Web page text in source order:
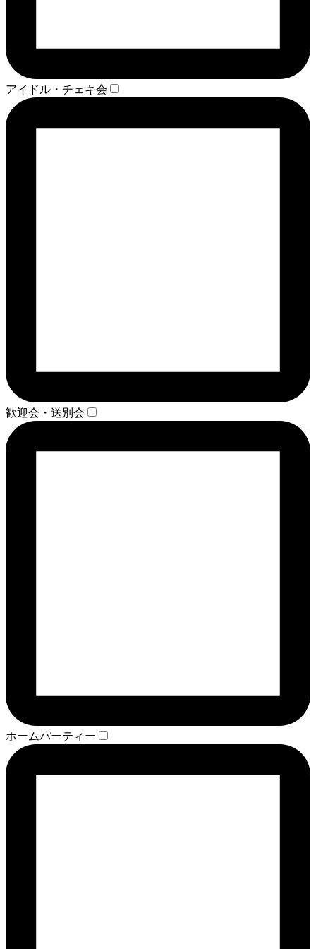
アイドル・チェキ会
歓迎会・送別会
ホームパーティー